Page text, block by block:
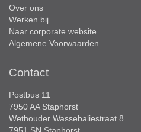
Over ons
Werken bij
Naar corporate website
Algemene Voorwaarden
Contact
Postbus 11
7950 AA Staphorst
Wethouder Wassebaliestraat 8